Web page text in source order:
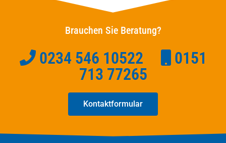
Brauchen Sie Beratung?
0234 546 10522
0151
713 77265
Kontaktformular